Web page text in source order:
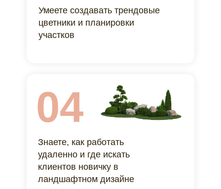
Умеете создавать трендовые
цветники и планировки
участков
Знаете, как работать
удаленно и где искать
клиентов новичку в
ландшафтном дизайне
04